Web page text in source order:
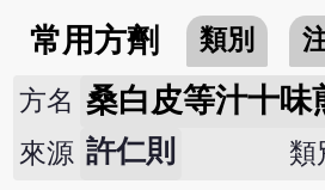
常用方劑 類別
方名 桑白皮等汁十味
來源 許仁則 類